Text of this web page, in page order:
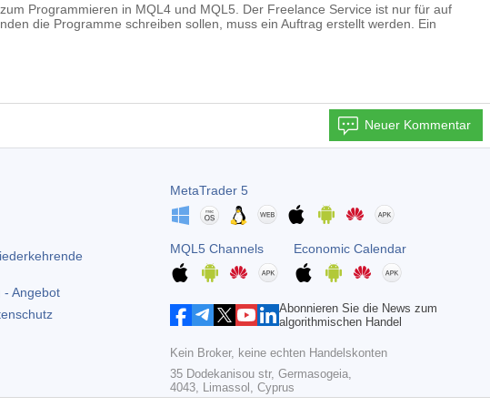
Programmieren in MQL4 und MQL5. Der Freelance Service ist nur für auf
die Programme schreiben sollen, muss ein Auftrag erstellt werden. Ein
Neuer Kommentar
- Angebot
MetaTrader 5
MQL5 Channels Economic Calendar
Abonnieren Sie die News zum
algorithmischen Handel
Kein Broker, keine echten Handelskonten
35 Dodekanisou str, Germasogeia,
4043, Limassol, Cyprus